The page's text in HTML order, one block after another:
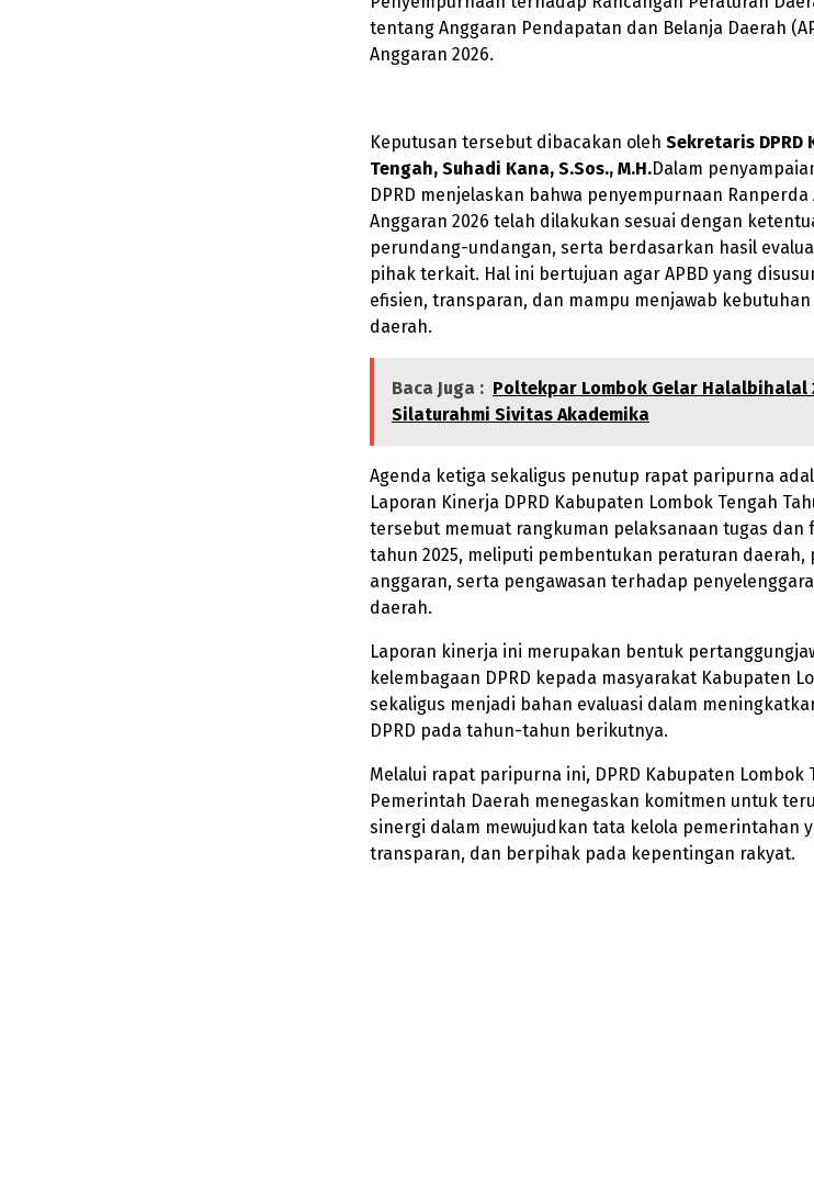
tentang Anggaran Pendapatan dan Belanja Daerah
Anggaran 2026.
Keputusan tersebut dibacakan oleh Sekretaris DPRD
Tengah, Suhadi Kana, S.Sos., M.H.Dalam
DPRD menjelaskan bahwa penyempurnaan Ranperda
Anggaran 2026 telah dilakukan sesuai dengan
perundang-undangan, serta berdasarkan hasil
pihak terkait. Hal ini bertujuan agar APBD yang
efisien, transparan, dan mampu menjawab
daerah.
Baca Juga : Poltekpar Lombok Gelar Halalbihalal
Silaturahmi Sivitas Akademika
Agenda ketiga sekaligus penutup rapat paripurna
Laporan Kinerja DPRD Kabupaten Lombok Tengah
tersebut memuat rangkuman pelaksanaan tugas dan
tahun 2025, meliputi pembentukan peraturan daerah,
anggaran, serta pengawasan terhadap
daerah.
Laporan kinerja ini merupakan bentuk
kelembagaan DPRD kepada masyarakat Kabupaten
sekaligus menjadi bahan evaluasi dalam
DPRD pada tahun-tahun berikutnya.
Melalui rapat paripurna ini, DPRD Kabupaten Lombok
Pemerintah Daerah menegaskan komitmen untuk
sinergi dalam mewujudkan tata kelola pemerintahan
transparan, dan berpihak pada kepentingan rakyat.